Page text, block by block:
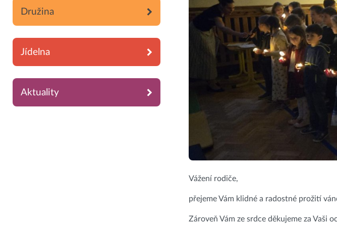
Družina
Jídelna
Aktuality
Vážení rodiče,
přejeme Vám klidné a radostné prožití
Zároveň Vám ze srdce děkujeme za Vaši